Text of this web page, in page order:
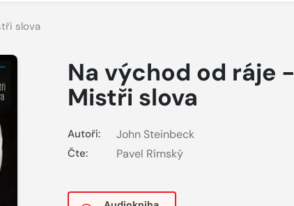
slova
Na východ od ráje -
Mistři slova
Autoři: John Steinbeck
Čte: Pavel Rímský